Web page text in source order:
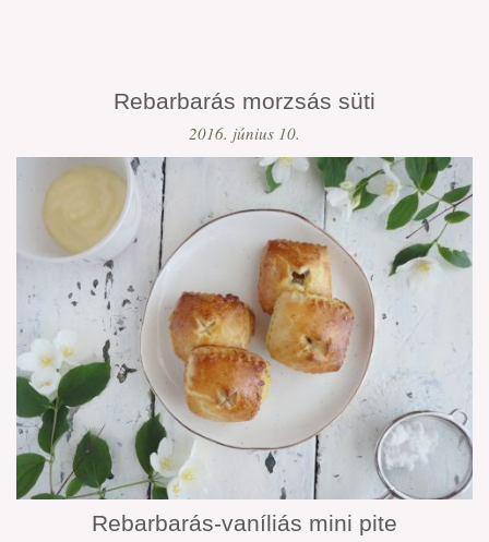
Rebarbarás morzsás süti
2016. június 10.
Rebarbarás-vaníliás mini pite